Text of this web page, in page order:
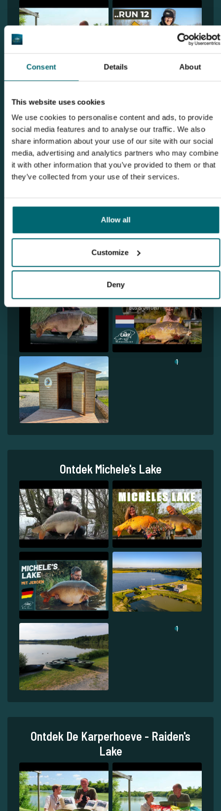
Consent Details About
This website uses cookies
We use cookies to personalise content and ads, to provide
social media features and to analyse our traffic. We also
share information about your use of our site with our social
media, advertising and analytics partners who may combine
it with other information that you’ve provided to them or that
they’ve collected from your use of their services.
Allow all
Customize
Deny
1 2
1
Ontdek Michele's Lake
1
Ontdek De Karperhoeve - Raiden's
Lake